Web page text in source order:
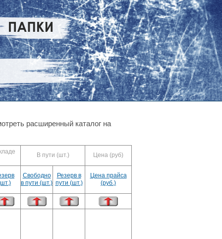
расширенный каталог на
В пути (шт.) Цена (руб)
Свободно
в пути (шт.)
Резерв в
пути (шт.)
Цена прайса
(руб.)